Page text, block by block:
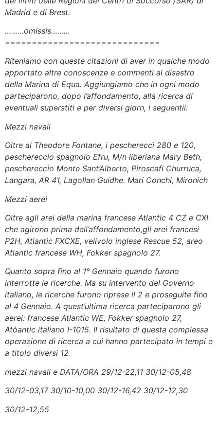
Madrid e di Brest.
………omissis………
=============================
Riteniamo con queste citazioni di aver in qualche modo
apportato altre conoscenze e commenti al disastro
della Marina di Equa. Aggiungiamo che in ogni modo
parteciparono, dopo l’affondamento, alla ricerca di
eventuali superstiti e per diversi giorn, i seguentii:
Mezzi navali
Oltre al Theodore Fontane, i pescherecci 280 e 120,
peschereccio spagnolo Efru, M/n liberiana Mary Beth,
peschereccio Monte Sant’Alberto, Piroscafi Churruca,
Langara, AR 41, Lagollan Guidhe. Mari Conchi, Mironich
Mezzi aerei
Oltre agli arei della marina francese Atlantic 4 CZ e CXI
che agirono prima dell’affondamento,gli arei francesi
P2H, Atlantic FXCXE, velivolo inglese Rescue 52, areo
Atlantic francese WH, Fokker spagnolo 27.
Quanto sopra fino al 1° Gennaio quando furono
interrotte le ricerche. Ma su intervento del Governo
italiano, le ricerche furono riprese il 2 e proseguite fino
al 4 Gennaio. A quest’ultima ricerca parteciparono gli
aerei: francese Atlantic WE, Fokker spagnolo 27,
Atòantic italiano I-1015. Il risultato di questa complessa
operazione di ricerca a cui hanno partecipato in tempi e
a titolo diversi 12
mezzi navali e DATA/ORA 29/12-22,11 30/12-05,48
30/12-03,17 30/10-10,00 30/12-16,42 30/12-12,30
30/12-12,55